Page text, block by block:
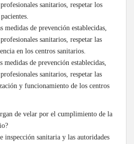
sanitarios, respetar los
de prevención establecidas,
sanitarios, respetar las
en los centros sanitarios.
de prevención establecidas,
sanitarios, respetar las
y funcionamiento de los centros
de velar por el cumplimiento de la
inspección sanitaria y las autoridades